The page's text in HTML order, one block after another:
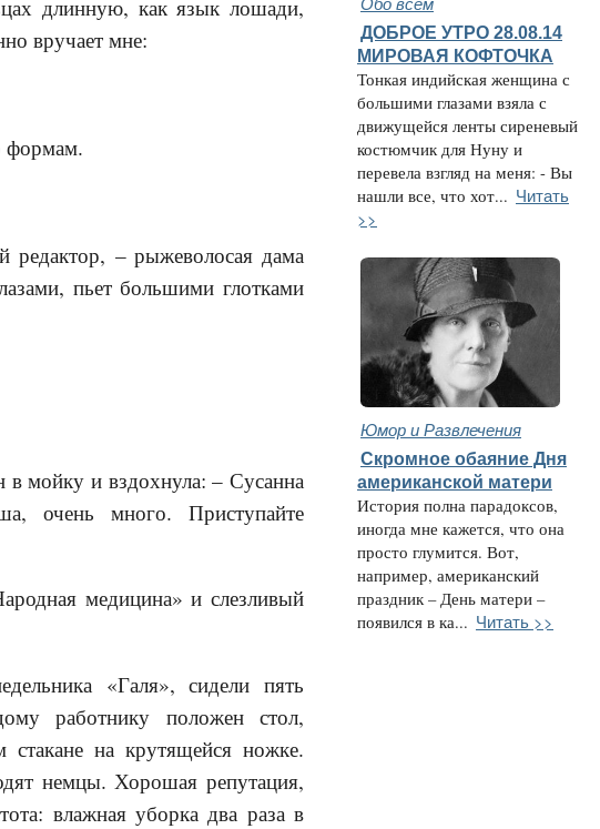
длинную, как язык лошади,
вручает мне:
формам.
редактор, – рыжеволосая дама
пьет большими глотками
в мойку и вздохнула: – Сусанна
очень много. Приступайте
медицина» и слезливый
«Галя», сидели пять
работнику положен стол,
на крутящейся ножке.
немцы. Хорошая репутация,
влажная уборка два раза в
ДОБРОЕ УТРО 28.08.14
МИРОВАЯ КОФТОЧКА
Тонкая индийская женщина с
большими глазами взяла с
движущейся ленты сиреневый
костюмчик для Нуну и
перевела взгляд на меня: - Вы
нашли все, что хот... Читать
>>
Юмор и Развлечения
Скромное обаяние Дня
американской матери
История полна парадоксов,
иногда мне кажется, что она
просто глумится. Вот,
например, американский
праздник – День матери –
появился в ка... Читать >>